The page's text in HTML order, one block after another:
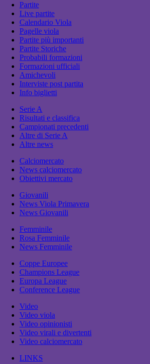
Partite
Live partite
Calendario Viola
Pagelle viola
Partite più importanti
Partite Storiche
Probabili formazioni
Formazioni ufficiali
Amichevoli
Interviste post partita
Info biglietti
Serie A
Risultati e classifica
Campionati precedenti
Altre di Serie A
Altre news
Calciomercato
News calciomercato
Obiettivi mercato
Giovanili
News Viola Primavera
News Giovanili
Femminile
Rosa Femminile
News Femminile
Coppe Europee
Champions League
Europa League
Conference League
Video
Video viola
Video opinionisti
Video virali e divertenti
Video calciomercato
LINKS